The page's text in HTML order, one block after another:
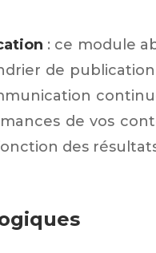
: ce module
de
de vos
des